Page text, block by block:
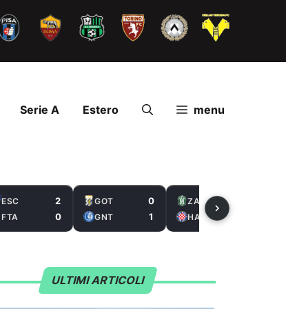
Serie A Estero menu
ESC 2
FTA 0
GOT 0
GNT 1
ZAL
HAS
ULTIMI ARTICOLI